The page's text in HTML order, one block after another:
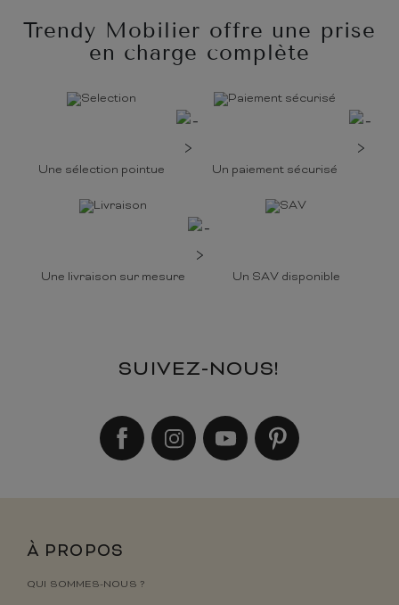
Trendy Mobilier offre une prise
en charge complète
Une sélection pointue Un paiement sécurisé
Une livraison sur mesure Un SAV disponible
SUIVEZ-NOUS!
À PROPOS
QUI SOMMES-NOUS ?